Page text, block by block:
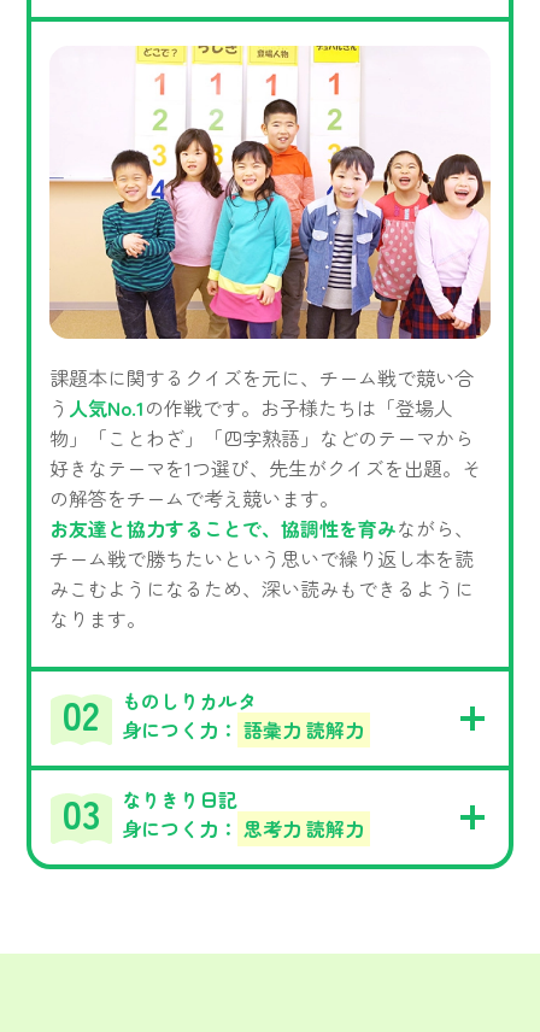
課題本に関するクイズを元に、チーム戦で競い合
う 人気No.1の作戦です。お子様たちは「登場人
物」「ことわざ」「四字熟語」などのテーマから
好きなテーマを1つ選び、先生がクイズを出題。そ
の解答をチームで考え競います。
お友達と協力することで、協調性を育みながら、
チーム戦で勝ちたいという思いで繰り返し本を読
みこむようになるため、深い読みもできるように
なります。
ものしりカルタ
身につく力： 語彙力 読解力
なりきり日記
身につく力： 思考力 読解力